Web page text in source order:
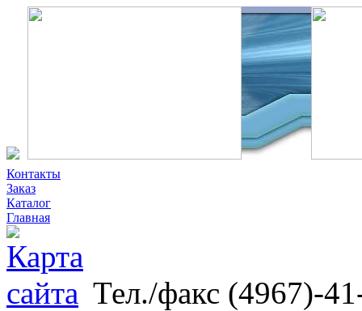
Контакты
Заказ
Каталог
Главная
Тел./факс (4967)-